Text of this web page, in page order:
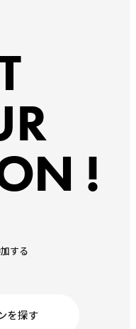
!
する
を探す